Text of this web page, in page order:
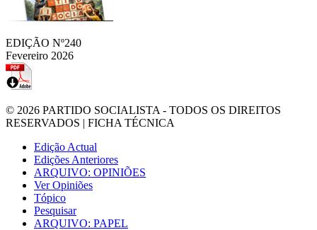
EDIÇÃO Nº240
Fevereiro 2026
© 2026 PARTIDO SOCIALISTA - TODOS OS DIREITOS
RESERVADOS | FICHA TÉCNICA
Edição Actual
Edições Anteriores
ARQUIVO: OPINIÕES
Ver Opiniões
Tópico
Pesquisar
ARQUIVO: PAPEL